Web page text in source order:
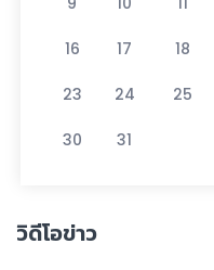
16 17 18
23 24 25
30 31
วิดีโอข่าว